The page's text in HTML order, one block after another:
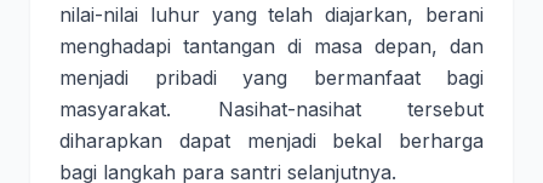
nilai-nilai luhur yang telah diajarkan, berani
menghadapi tantangan di masa depan, dan
menjadi pribadi yang bermanfaat bagi
masyarakat. Nasihat-nasihat tersebut
diharapkan dapat menjadi bekal berharga
bagi langkah para santri selanjutnya.